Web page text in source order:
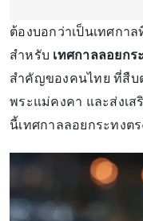
ต้องบอกว่าเป็นเทศกา
สำหรับ เทศกาลลอยกร
สำคัญของคนไทย ที่สืบ
พระแม่คงคา และส่งเส
นี้เทศกาลลอยกระทงต